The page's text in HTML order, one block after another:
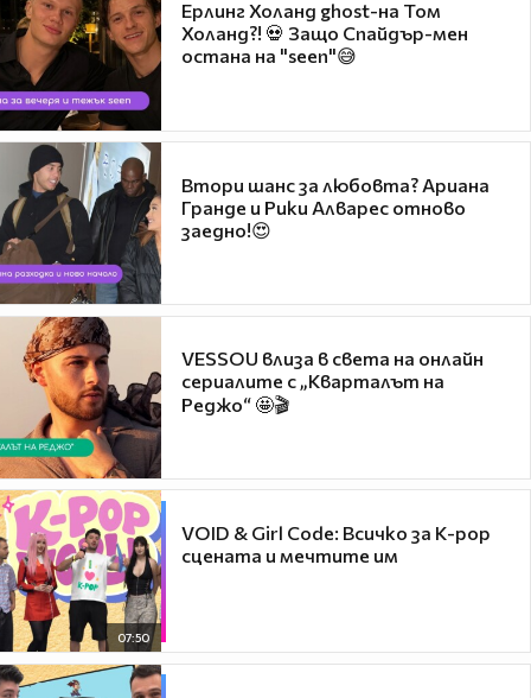
Ерлинг Холанд ghost-на Том
Холанд?! 💀 Защо Спайдър-мен
остана на "seen"😅
Втори шанс за любовта? Ариана
Гранде и Рики Алварес отново
заедно!😍
VESSOU влиза в света на онлайн
сериалите с „Кварталът на
Реджо“ 🤩🎬
07:50
VOID & Girl Code: Всичко за K-pop
сцената и мечтите им